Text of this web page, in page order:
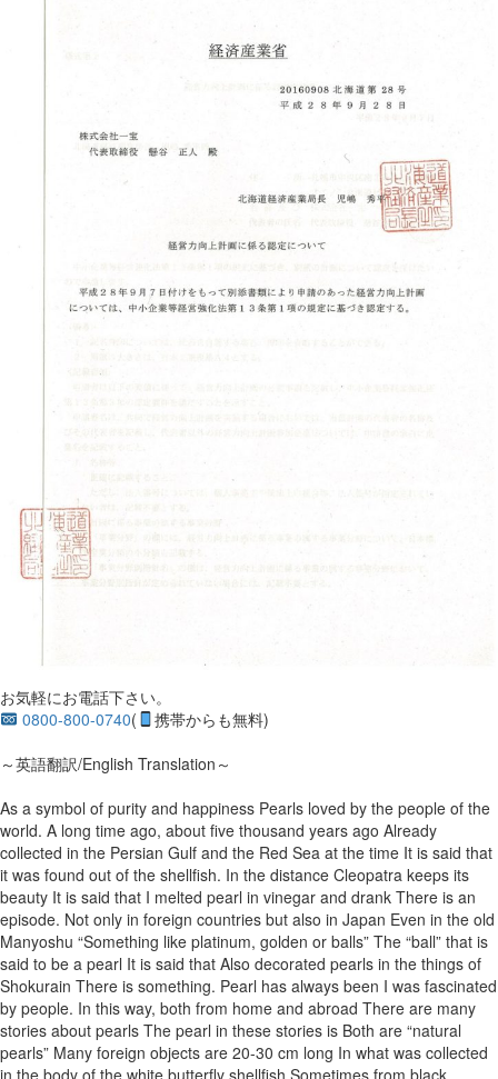
お気軽にお電話下さい。
0800-800-0740(
携帯からも無料)
～英語翻訳/English Translation～
As a symbol of purity and happiness Pearls loved by the people of the
world. A long time ago, about five thousand years ago Already
collected in the Persian Gulf and the Red Sea at the time It is said that
it was found out of the shellfish. In the distance Cleopatra keeps its
beauty It is said that I melted pearl in vinegar and drank There is an
episode. Not only in foreign countries but also in Japan Even in the old
Manyoshu “Something like platinum, golden or balls” The “ball” that is
said to be a pearl It is said that Also decorated pearls in the things of
Shokurain There is something. Pearl has always been I was fascinated
by people. In this way, both from home and abroad There are many
stories about pearls The pearl in these stories is Both are “natural
pearls” Many foreign objects are 20-30 cm long In what was collected
in the body of the white butterfly shellfish Sometimes from black